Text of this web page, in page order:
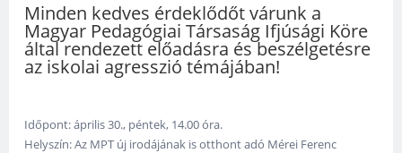
Minden kedves érdeklődőt várunk a
Magyar Pedagógiai Társaság Ifjúsági Köre
által rendezett előadásra és beszélgetésre
az iskolai agresszió témájában!
Időpont: április 30., péntek, 14.00 óra.
Helyszín: Az MPT új irodájának is otthont adó Mérei Ferenc